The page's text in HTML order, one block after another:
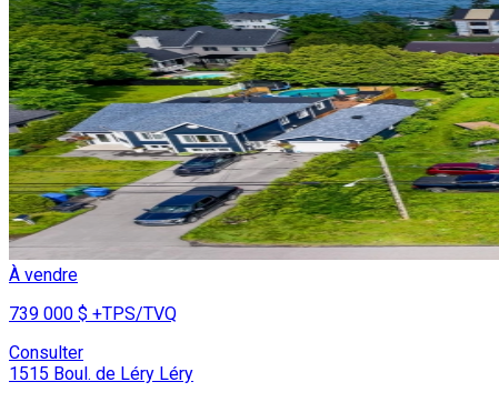
À vendre
739 000 $ +TPS/TVQ
Consulter
1515 Boul. de Léry Léry